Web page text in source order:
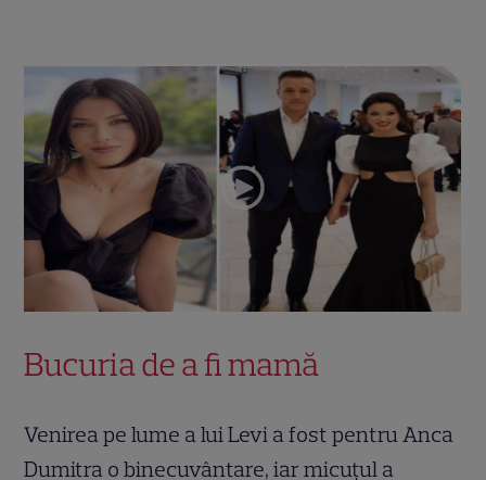
Bucuria de a fi mamă
Venirea pe lume a lui Levi a fost pentru Anca
Dumitra o binecuvântare, iar micuțul a